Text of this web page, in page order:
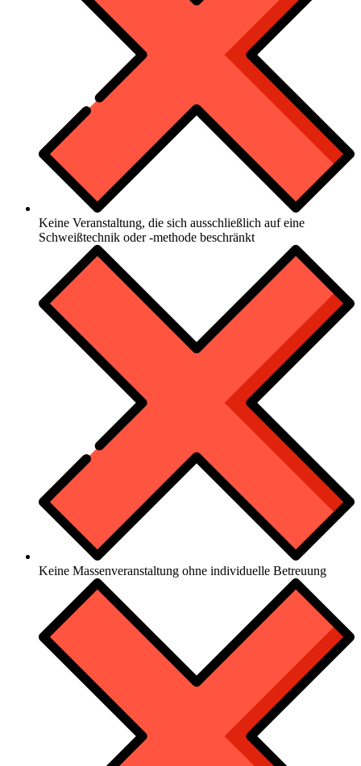
Keine Veranstaltung, die sich ausschließlich auf eine
Schweißtechnik oder -methode beschränkt
Keine Massenveranstaltung ohne individuelle Betreuung